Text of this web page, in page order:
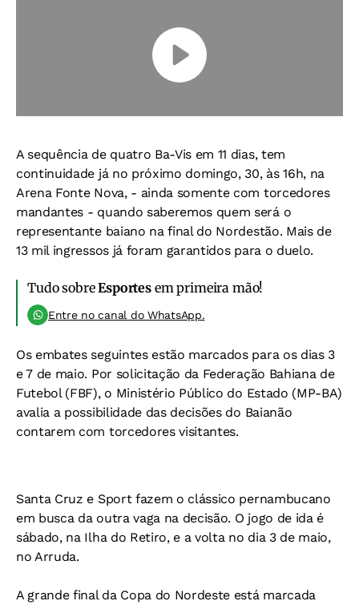
A sequência de quatro Ba-Vis em 11 dias, tem
continuidade já no próximo domingo, 30, às 16h, na
Arena Fonte Nova, - ainda somente com torcedores
mandantes - quando saberemos quem será o
representante baiano na final do Nordestão. Mais de
13 mil ingressos já foram garantidos para o duelo.
Tudo sobreEsportesem primeira mão!
Entre no canal do WhatsApp.
Os embates seguintes estão marcados para os dias 3
e 7 de maio. Por solicitação da Federação Bahiana de
Futebol (FBF), o Ministério Público do Estado (MP-BA)
avalia a possibilidade das decisões do Baianão
contarem com torcedores visitantes.
Santa Cruz e Sport fazem o clássico pernambucano
em busca da outra vaga na decisão. O jogo de ida é
sábado, na Ilha do Retiro, e a volta no dia 3 de maio,
no Arruda.
A grande final da Copa do Nordeste está marcada